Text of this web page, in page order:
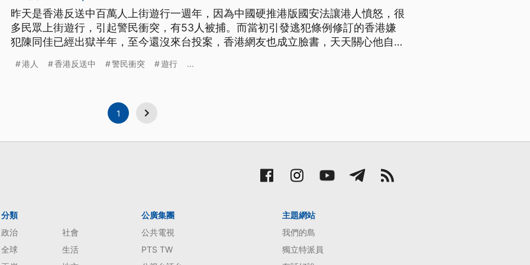
昨天是香港反送中百萬人上街遊行一週年，因為中國硬推港版國安法讓港人憤怒，很
多民眾上街遊行，引起警民衝突，有53人被捕。而當初引發逃犯條例修訂的香港嫌
犯陳同佳已經出獄半年，至今還沒來台投案，香港網友也成立臉書，天天關心他自首
送中百萬人上街遊行屆滿一週年的日子，雖然因為疫情，反送中抗爭暫緩了將近半
港人 香港反送中 警民衝突 遊行 ...
1
分類
政治
社會
全球
生活
公廣集團
公共電視
PTS TW
主題網站
我們的島
獨立特派員